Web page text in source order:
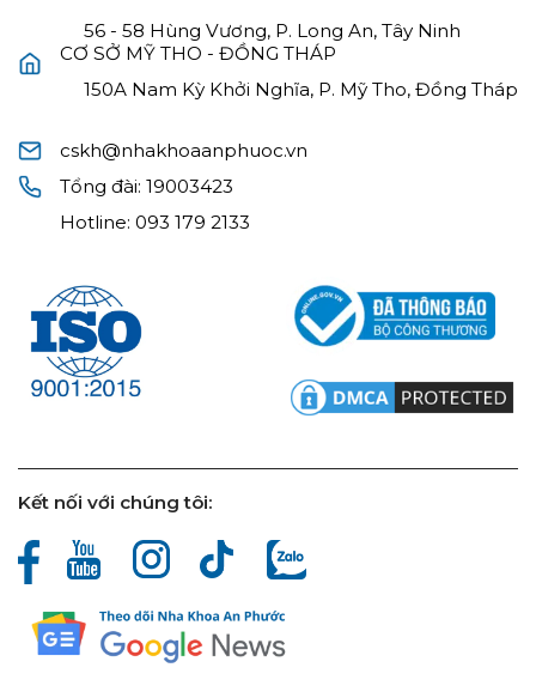
56 - 58 Hùng Vương, P. Long An, Tây Ninh
CƠ SỞ MỸ THO - ĐỒNG THÁP
150A Nam Kỳ Khởi Nghĩa, P. Mỹ Tho, Đồng Tháp
cskh@nhakhoaanphuoc.vn
Tổng đài:19003423
Hotline:093 179 2133
Kết nối với chúng tôi: